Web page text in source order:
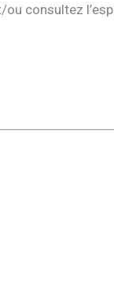
ou consultez